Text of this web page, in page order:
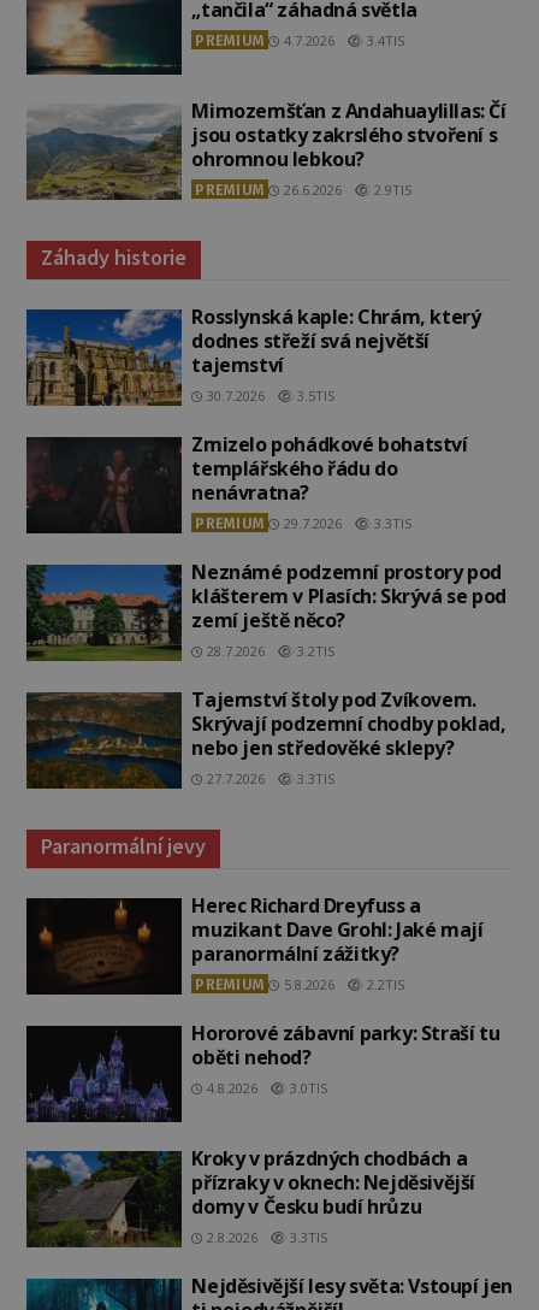
„tančila“ záhadná světla
PREMIUM 4.7.2026 3.4TIS
Mimozemšťan z Andahuaylillas: Čí
jsou ostatky zakrslého stvoření s
ohromnou lebkou?
PREMIUM 26.6.2026 2.9TIS
Záhady historie
Rosslynská kaple: Chrám, který
dodnes střeží svá největší
tajemství
30.7.2026 3.5TIS
Zmizelo pohádkové bohatství
templářského řádu do
nenávratna?
PREMIUM 29.7.2026 3.3TIS
Neznámé podzemní prostory pod
klášterem v Plasích: Skrývá se pod
zemí ještě něco?
28.7.2026 3.2TIS
Tajemství štoly pod Zvíkovem.
Skrývají podzemní chodby poklad,
nebo jen středověké sklepy?
27.7.2026 3.3TIS
Paranormální jevy
Herec Richard Dreyfuss a
muzikant Dave Grohl: Jaké mají
paranormální zážitky?
PREMIUM 5.8.2026 2.2TIS
Hororové zábavní parky: Straší tu
oběti nehod?
4.8.2026 3.0TIS
Kroky v prázdných chodbách a
přízraky v oknech: Nejděsivější
domy v Česku budí hrůzu
2.8.2026 3.3TIS
Nejděsivější lesy světa: Vstoupí jen